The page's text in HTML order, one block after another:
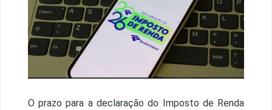
O prazo para a declaração do Imposto de Renda